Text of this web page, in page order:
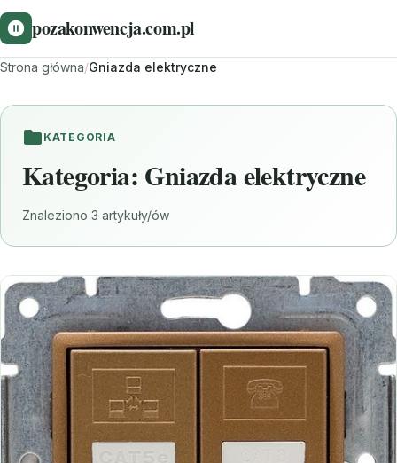
pozakonwencja.com.pl
Strona główna/Gniazda elektryczne
KATEGORIA
Kategoria: Gniazda elektryczne
Znaleziono 3 artykuły/ów